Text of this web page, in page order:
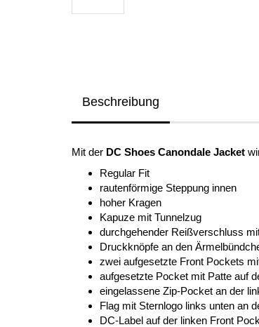
Beschreibung
Mit der DC Shoes Canondale Jacket
Regular Fit
rautenförmige Steppung innen
hoher Kragen
Kapuze mit Tunnelzug
durchgehender Reißverschluss
Druckknöpfe an den
zwei aufgesetzte Front Pockets
aufgesetzte Pocket mit Patte auf
eingelassene Zip-Pocket an der
Flag mit Sternlogo links unten an
DC-Label auf der linken Front